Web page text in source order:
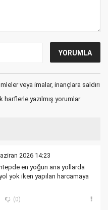
veya imalar, inançlara saldırı
harflerle yazılmış yorumlar
2026 14:23
en yoğun ana yollarda
yok iken yapılan harcamaya
(0)